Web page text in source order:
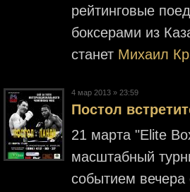
рейтинговые
боксерами из
станет Михаил
4 мар 2013 » 23:59
Постол
21 марта "Elite
масштабный
событием вечера